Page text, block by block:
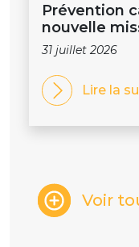
Prévention
nouvelle
31 juillet 2026
Lire la
Voir